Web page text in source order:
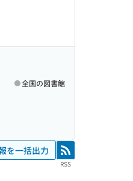
全国の図書館
を一括出力 RSS
RSS